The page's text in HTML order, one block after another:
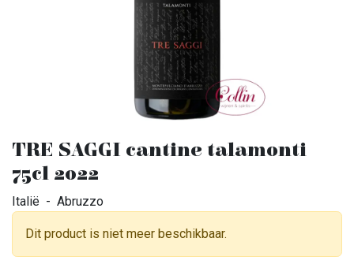
TRE SAGGI cantine talamonti
75cl 2022
Italië - Abruzzo
Dit product is niet meer beschikbaar.